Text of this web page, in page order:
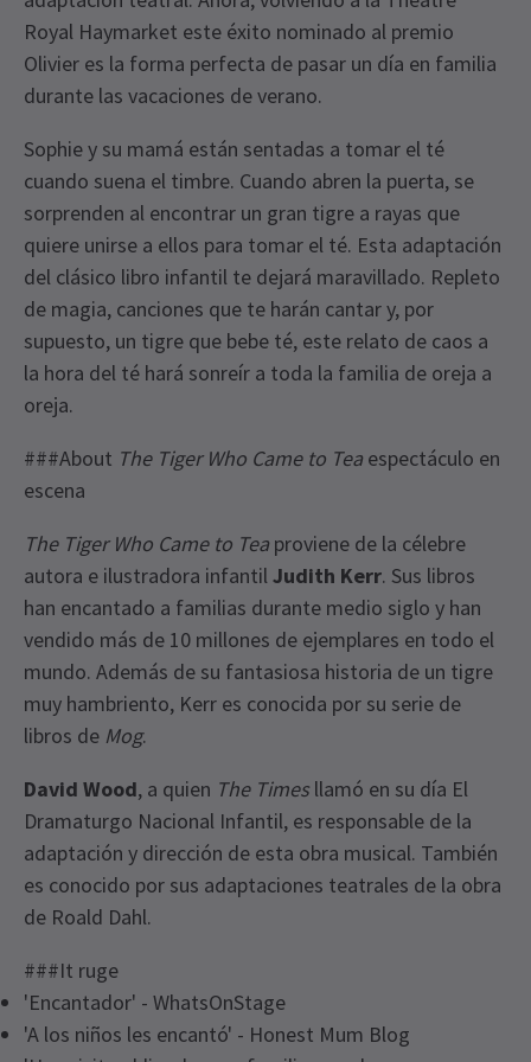
Royal Haymarket este éxito nominado al premio
Olivier es la forma perfecta de pasar un día en familia
durante las vacaciones de verano.
Sophie y su mamá están sentadas a tomar el té
cuando suena el timbre. Cuando abren la puerta, se
sorprenden al encontrar un gran tigre a rayas que
quiere unirse a ellos para tomar el té. Esta adaptación
del clásico libro infantil te dejará maravillado. Repleto
de magia, canciones que te harán cantar y, por
supuesto, un tigre que bebe té, este relato de caos a
la hora del té hará sonreír a toda la familia de oreja a
oreja.
###About The Tiger Who Came to Tea espectáculo en
escena
The Tiger Who Came to Tea proviene de la célebre
autora e ilustradora infantilJudith Kerr. Sus libros
han encantado a familias durante medio siglo y han
vendido más de 10 millones de ejemplares en todo el
mundo. Además de su fantasiosa historia de un tigre
muy hambriento, Kerr es conocida por su serie de
libros de Mog.
David Wood, a quien The Times llamó en su día El
Dramaturgo Nacional Infantil, es responsable de la
adaptación y dirección de esta obra musical. También
es conocido por sus adaptaciones teatrales de la obra
de Roald Dahl.
###It ruge
'Encantador' - WhatsOnStage
'A los niños les encantó' - Honest Mum Blog